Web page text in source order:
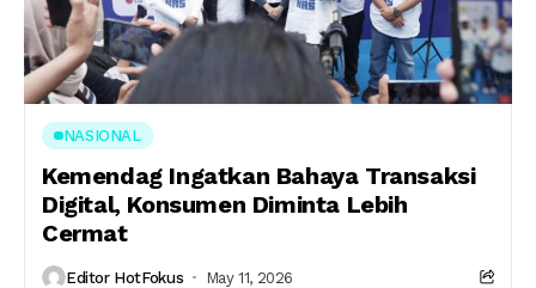
NASIONAL
Kemendag Ingatkan Bahaya Transaksi
Digital, Konsumen Diminta Lebih
Cermat
Editor HotFokus May 11, 2026